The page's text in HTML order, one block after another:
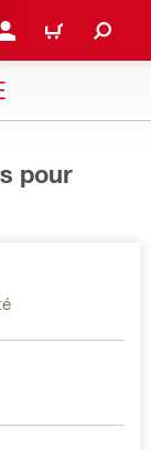
CONNECTER OU
PANIER
pour